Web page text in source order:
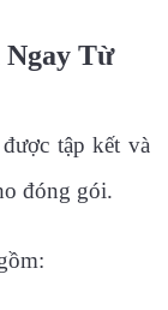
Ngay Từ
tập kết và
đóng gói.